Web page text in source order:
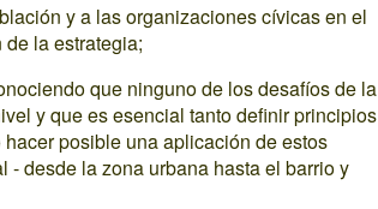
y a las organizaciones cívicas en el
la estrategia;
que ninguno de los desafíos de la
y que es esencial tanto definir principios
posible una aplicación de estos
desde la zona urbana hasta el barrio y